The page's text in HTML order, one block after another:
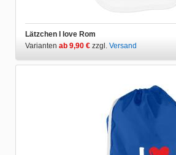
Lätzchen I love Rom
Varianten ab 9,90 € zzgl. Versand